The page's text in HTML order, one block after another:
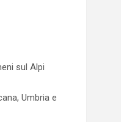
sul Alpi
Umbria e